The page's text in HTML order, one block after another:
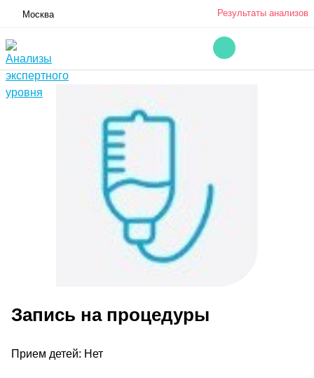
Москва Результаты анализов
Запись на процедуры
Прием детей: Нет